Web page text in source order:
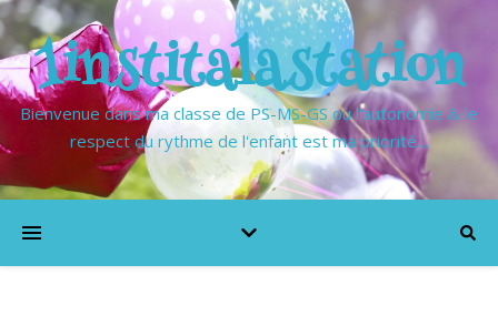
1institalastation
Bienvenue dans ma classe de PS-MS-GS où l'autonomie & le
respect du rythme de l'enfant est ma priorité…